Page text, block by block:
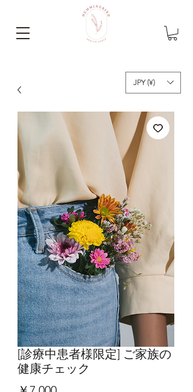
[診療中患者様限定] ご家族の
健康チェック
JPY (¥)